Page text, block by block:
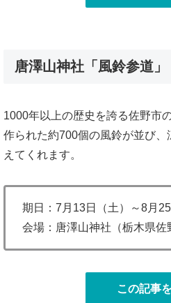
唐澤山神社「風鈴参道」
1000年以上の歴史を誇る佐野市
作られた約700個の風鈴が並び、
えてくれます。
期日：7月13日（土）～8月25
会場：唐澤山神社（栃木県佐
この記事